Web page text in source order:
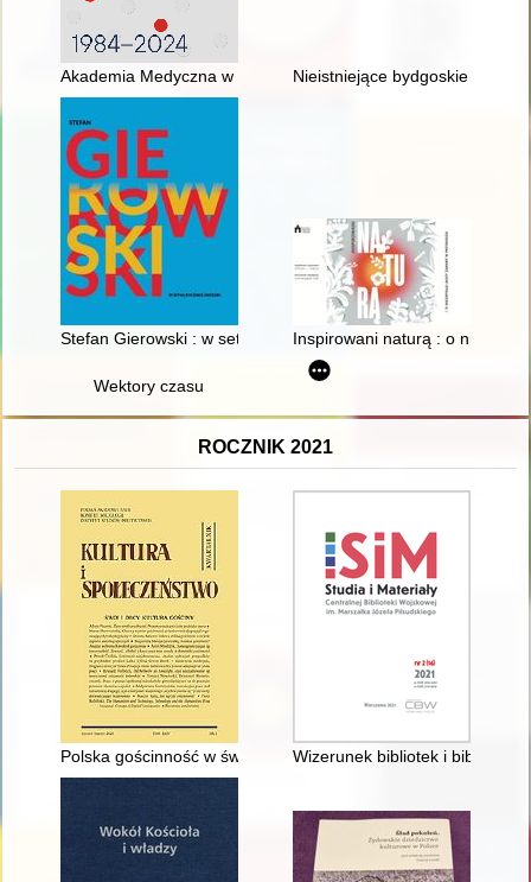
Akademia Medyczna w Bydgoszczy Collegium Medicum UMK
Nieistniejące bydgoskie
Stefan Gierowski : w setną rocznicę urodzin
Inspirowani naturą : o
Wektory czasu
ROCZNIK 2021
Polska gościnność w świetle zapisów autobiograficznych
Wizerunek bibliotek i